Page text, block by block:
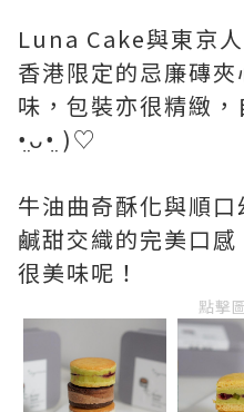
Luna Cake與東京
香港限定的忌廉磚
味，包裝亦很精緻
•̤ᴗ•̤ )♡
牛油曲奇酥化與順
鹹甜交織的完美口
很美味呢！
點擊